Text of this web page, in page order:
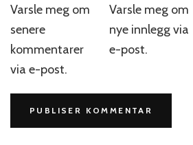
Varsle meg om
senere
kommentarer
via e-post.
Varsle meg om
nye innlegg via
e-post.